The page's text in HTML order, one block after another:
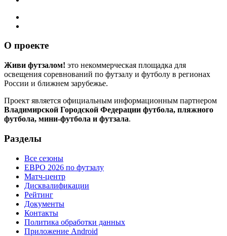
О проекте
Живи футзалом! это некоммерческая площадка для
освещения соревнований по футзалу и футболу в регионах
России и ближнем зарубежье.
Проект является официальным информационным партнером
Владимирской Городской Федерации футбола, пляжного
футбола, мини-футбола и футзала.
Разделы
Все сезоны
ЕВРО 2026 по футзалу
Матч-центр
Дисквалификации
Рейтинг
Документы
Контакты
Политика обработки данных
Приложение Android